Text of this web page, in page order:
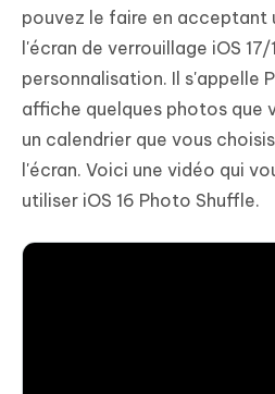
pouvez le faire en acceptant
l'écran de verrouillage iOS
personnalisation. Il s'appelle
affiche quelques photos que
un calendrier que vous
l'écran. Voici une vidéo qui
utiliser iOS 16 Photo Shuffle.